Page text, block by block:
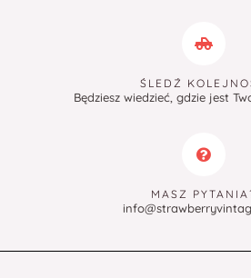
ŚLEDŹ
Będziesz wiedzieć, gdzie jest
MASZ